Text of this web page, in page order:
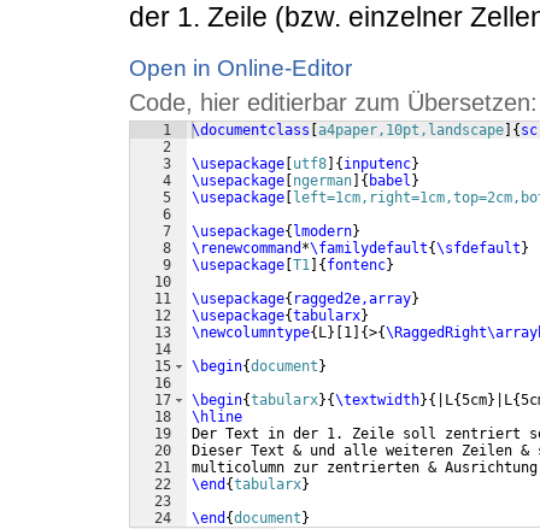
der 1. Zeile (bzw. einzelner
Open in Online-Editor
Code, hier editierbar zum Übersetzen:
1
2
3
4
5
6
7
8
9
10
11
12
13
14
15
16
17
18
19
20
21
22
23
24
\documentclass a4paper,10pt,landscape {
\usepackage utf8 { inputenc}
\usepackage ngerman { babel }
\usepackage
\usepackage{ lmodern}
\renewcommand *\familydefault{\sfdefault }
\usepackage T1 { fontenc}
\usepackage{ ragged2e,array}
\usepackage{tabularx}
\newcolumntype{ L} 1 {>{
\begin{document }
\begin{tabularx}{\textwidth}{ |L{5cm} |L{
\hline
Der Text in der 1. Zeile soll
Dieser Text & und alle weiteren Zeilen
multicolumn zur zentrierten &
\end {tabularx}
\end {document }